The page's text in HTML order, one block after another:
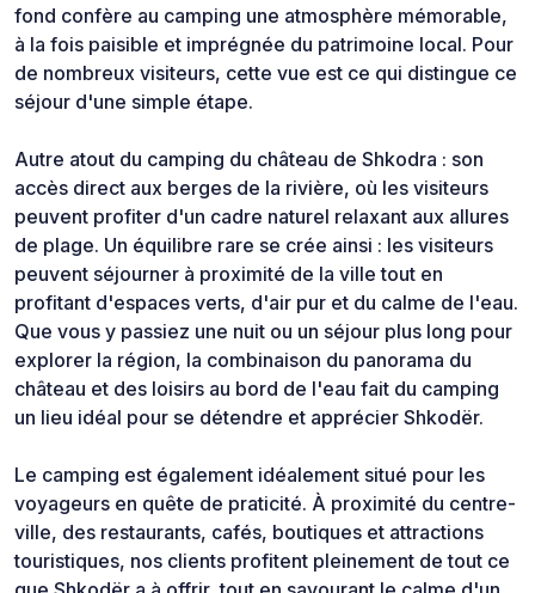
fond confère au camping une atmosphère mémorable,
à la fois paisible et imprégnée du patrimoine local. Pour
de nombreux visiteurs, cette vue est ce qui distingue ce
séjour d'une simple étape.
Autre atout du camping du château de Shkodra : son
accès direct aux berges de la rivière, où les visiteurs
peuvent profiter d'un cadre naturel relaxant aux allures
de plage. Un équilibre rare se crée ainsi : les visiteurs
peuvent séjourner à proximité de la ville tout en
profitant d'espaces verts, d'air pur et du calme de l'eau.
Que vous y passiez une nuit ou un séjour plus long pour
explorer la région, la combinaison du panorama du
château et des loisirs au bord de l'eau fait du camping
un lieu idéal pour se détendre et apprécier Shkodër.
Le camping est également idéalement situé pour les
voyageurs en quête de praticité. À proximité du centre-
ville, des restaurants, cafés, boutiques et attractions
touristiques, nos clients profitent pleinement de tout ce